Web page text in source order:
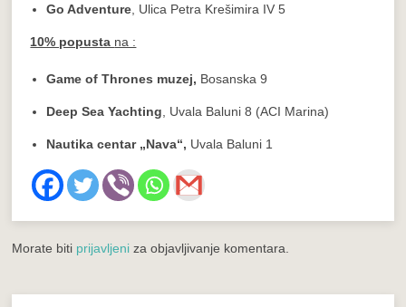
Go Adventure, Ulica Petra Krešimira IV 5
10% popusta na :
Game of Thrones muzej, Bosanska 9
Deep Sea Yachting, Uvala Baluni 8 (ACI Marina)
Nautika centar „Nava“, Uvala Baluni 1
Morate biti prijavljeni za objavljivanje komentara.